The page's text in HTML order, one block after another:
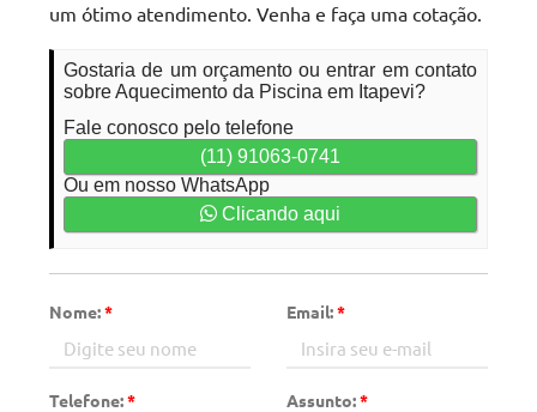
um ótimo atendimento. Venha e faça uma cotação.
Gostaria de um orçamento ou entrar em contato
sobre Aquecimento da Piscina em Itapevi?
Fale conosco pelo telefone
(11) 91063-0741
Ou em nosso WhatsApp
Clicando aqui
Nome:* Email:*
Telefone:* Assunto:*